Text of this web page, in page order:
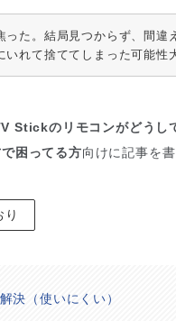
った。結局見つからず、間違
いれて捨ててしまった可能性
Stickのリモコンがどうし
困ってる方向けに記事を書
決（使いにくい）